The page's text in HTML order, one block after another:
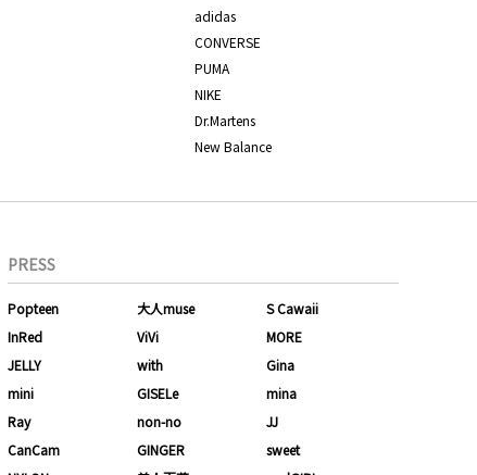
adidas
CONVERSE
PUMA
NIKE
Dr.Martens
New Balance
PRESS
Popteen 大人muse
S Cawaii
InRed
ViVi
MORE
JELLY
with
Gina
mini
GISELe
mina
Ray
non-no
JJ
CanCam
GINGER
sweet